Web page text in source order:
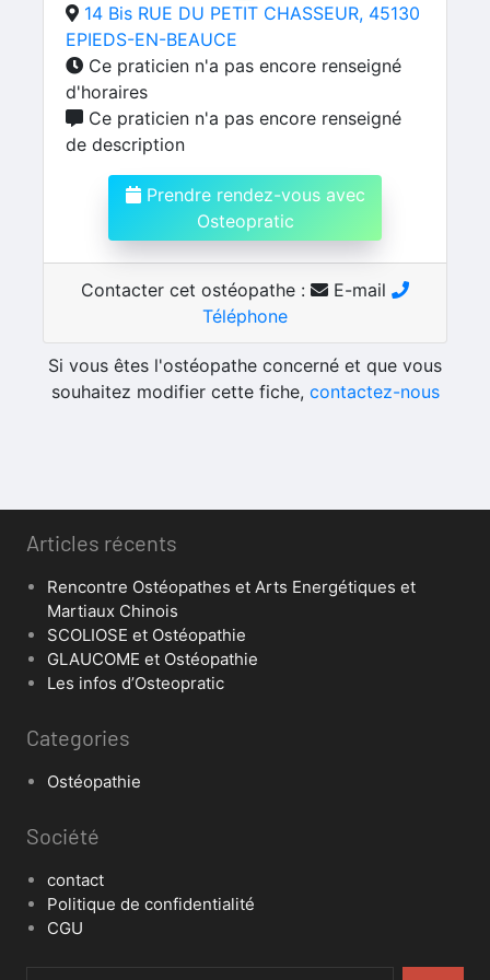
14 Bis RUE DU PETIT CHASSEUR, 45130
EPIEDS-EN-BEAUCE
Ce praticien n'a pas encore renseigné
d'horaires
Ce praticien n'a pas encore renseigné
de description
Prendre rendez-vous avec
Osteopratic
Contacter cet ostéopathe :
E-mail
Téléphone
Si vous êtes l'ostéopathe concerné et que vous
souhaitez modifier cette fiche, contactez-nous
Articles récents
Rencontre Ostéopathes et Arts Energétiques et
Martiaux Chinois
SCOLIOSE et Ostéopathie
GLAUCOME et Ostéopathie
Les infos d’Osteopratic
Categories
Ostéopathie
Société
contact
Politique de confidentialité
CGU